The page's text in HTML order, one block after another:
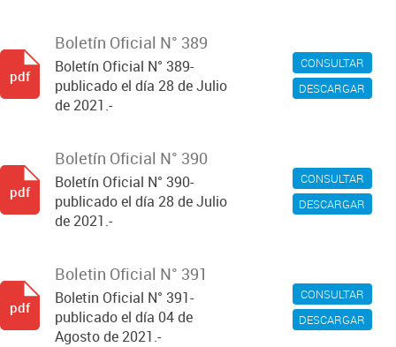
CONSULTAR
DESCARGAR
Boletín Oficial N° 389
Boletín Oficial N° 389-
publicado el día 28 de Julio
de 2021.-
pdf
CONSULTAR
DESCARGAR
Boletín Oficial N° 390
Boletín Oficial N° 390-
publicado el día 28 de Julio
de 2021.-
pdf
CONSULTAR
DESCARGAR
Boletin Oficial N° 391
Boletin Oficial N° 391-
publicado el día 04 de
Agosto de 2021.-
pdf